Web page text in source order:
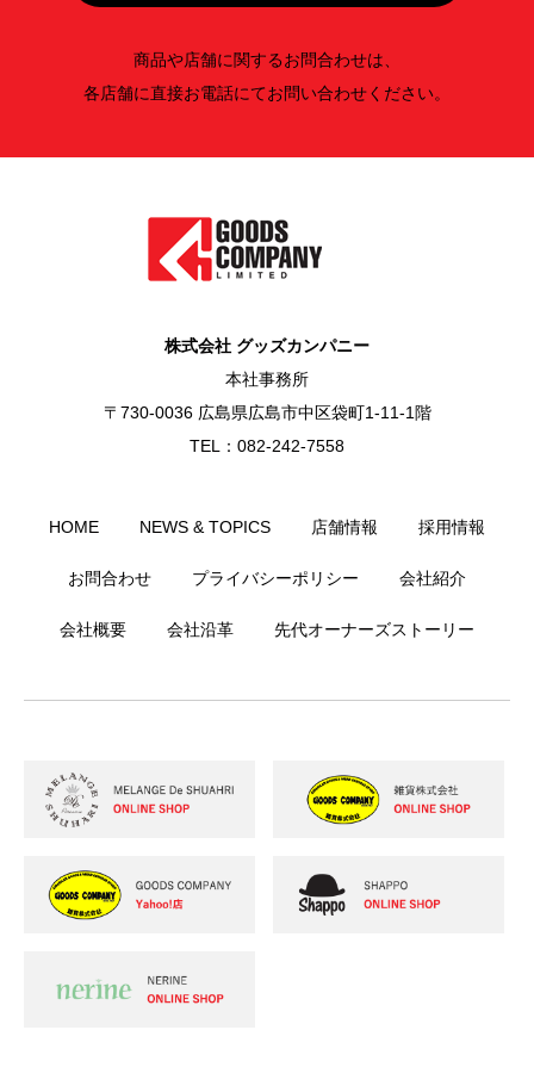
商品や店舗に関するお問合わせは、
各店舗に直接お電話にてお問い合わせください。
株式会社 グッズカンパニー
本社事務所
〒730-0036 広島県広島市中区袋町1-11-1階
TEL：082-242-7558
HOME NEWS & TOPICS 店舗情報 採用情報
お問合わせ プライバシーポリシー 会社紹介
会社概要 会社沿革 先代オーナーズストーリー